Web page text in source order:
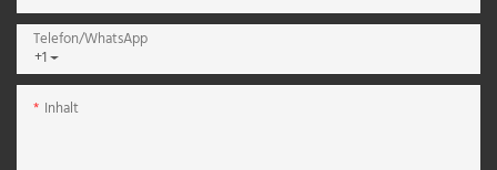
+1
Telefon/WhatsApp
Inhalt